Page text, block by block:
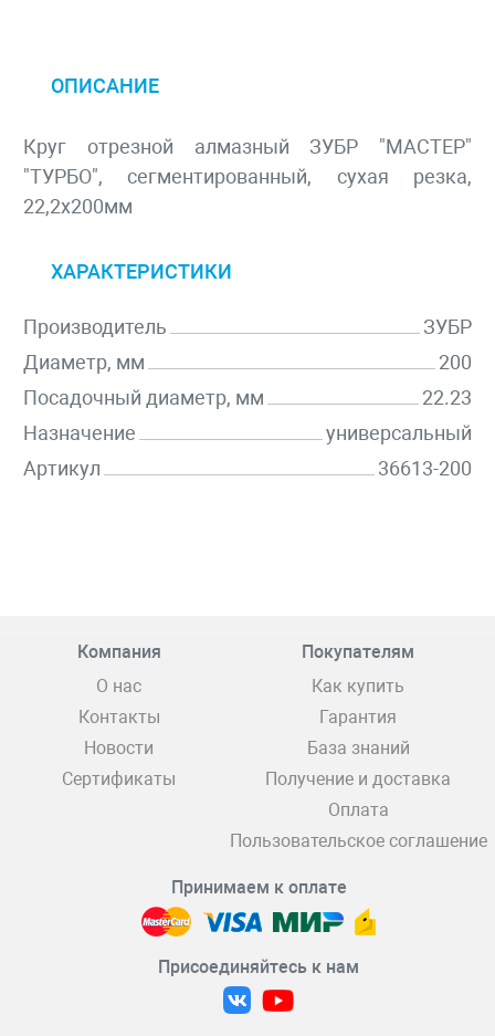
ОПИСАНИЕ
Круг отрезной алмазный ЗУБР "МАСТЕР"
"ТУРБО", сегментированный, сухая резка,
22,2х200мм
ХАРАКТЕРИСТИКИ
Производитель
ЗУБР
Диаметр, мм
200
Посадочный диаметр, мм
22.23
Назначение
универсальный
Артикул
36613-200
Компания
О нас
Контакты
Новости
Сертификаты
Покупателям
Как купить
Гарантия
База знаний
Получение и доставка
Оплата
Пользовательское соглашение
Принимаем к оплате
Присоединяйтесь к нам